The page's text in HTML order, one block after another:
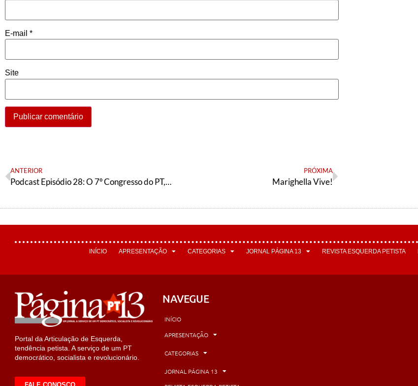
E-mail *
Site
ANTERIOR
Podcast Episódio 28: O 7º Congresso do PT, a “melhor gestão de pessoas” e a Conjuntura
PRÓXIMA
Marighella Vive!
INÍCIO APRESENTAÇÃO CATEGORIAS JORNAL PÁGINA 13 REVISTA ESQUERDA PETISTA
Portal da Articulação de Esquerda,
tendência petista. A serviço de um PT
democrático, socialista e revolucionário.
NAVEGUE
INÍCIO
APRESENTAÇÃO
CATEGORIAS
JORNAL PÁGINA 13